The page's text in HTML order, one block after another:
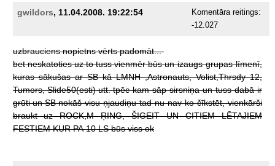
gwildors, 11.04.2008. 19:22:54
Komentāra reitings:
-12.027
uzbrauciens nopietns vērts padomāt...
bet neskatoties uz to tuss vienmēr būs un izaugs grupas līmenī,
kuras sākušas ar SB kā LMNH ,Astronauts, Volist,Thrsdy 12,
Tumors, Slide50(esti) utt. tpēc kam sāp sirsniņa un tuss dabā ir
grūti un SB nokāš visu ņjaudiņu tad nu nav ko čīkstēt, vienkārši
braukt
uz ROCK,M ŖING, ŠIGEIT UN CITIEM
LĒTAJIEM
FESTIEM KUR PA 10 LS būs viss ok